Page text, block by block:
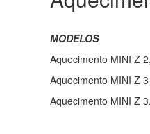
MODELOS
Aquecimento MINI Z
Aquecimento MINI Z
Aquecimento MINI Z